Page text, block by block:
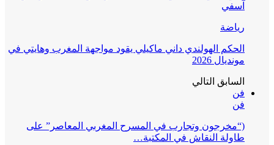
آسفي
رياضة
الحكم الهولندي داني ماكيلي يقود مواجهة المغرب وهايتي في
مونديال 2026
السابق التالي
فن
فن
(“مخرجون وتجارب في المسرح المغربي المعاصر” على
طاولة النقاش في المكتبة…